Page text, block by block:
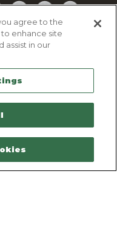
PinterestInstagramLinkedInTikTok
cookies
agree to the
enhance site
assist in our